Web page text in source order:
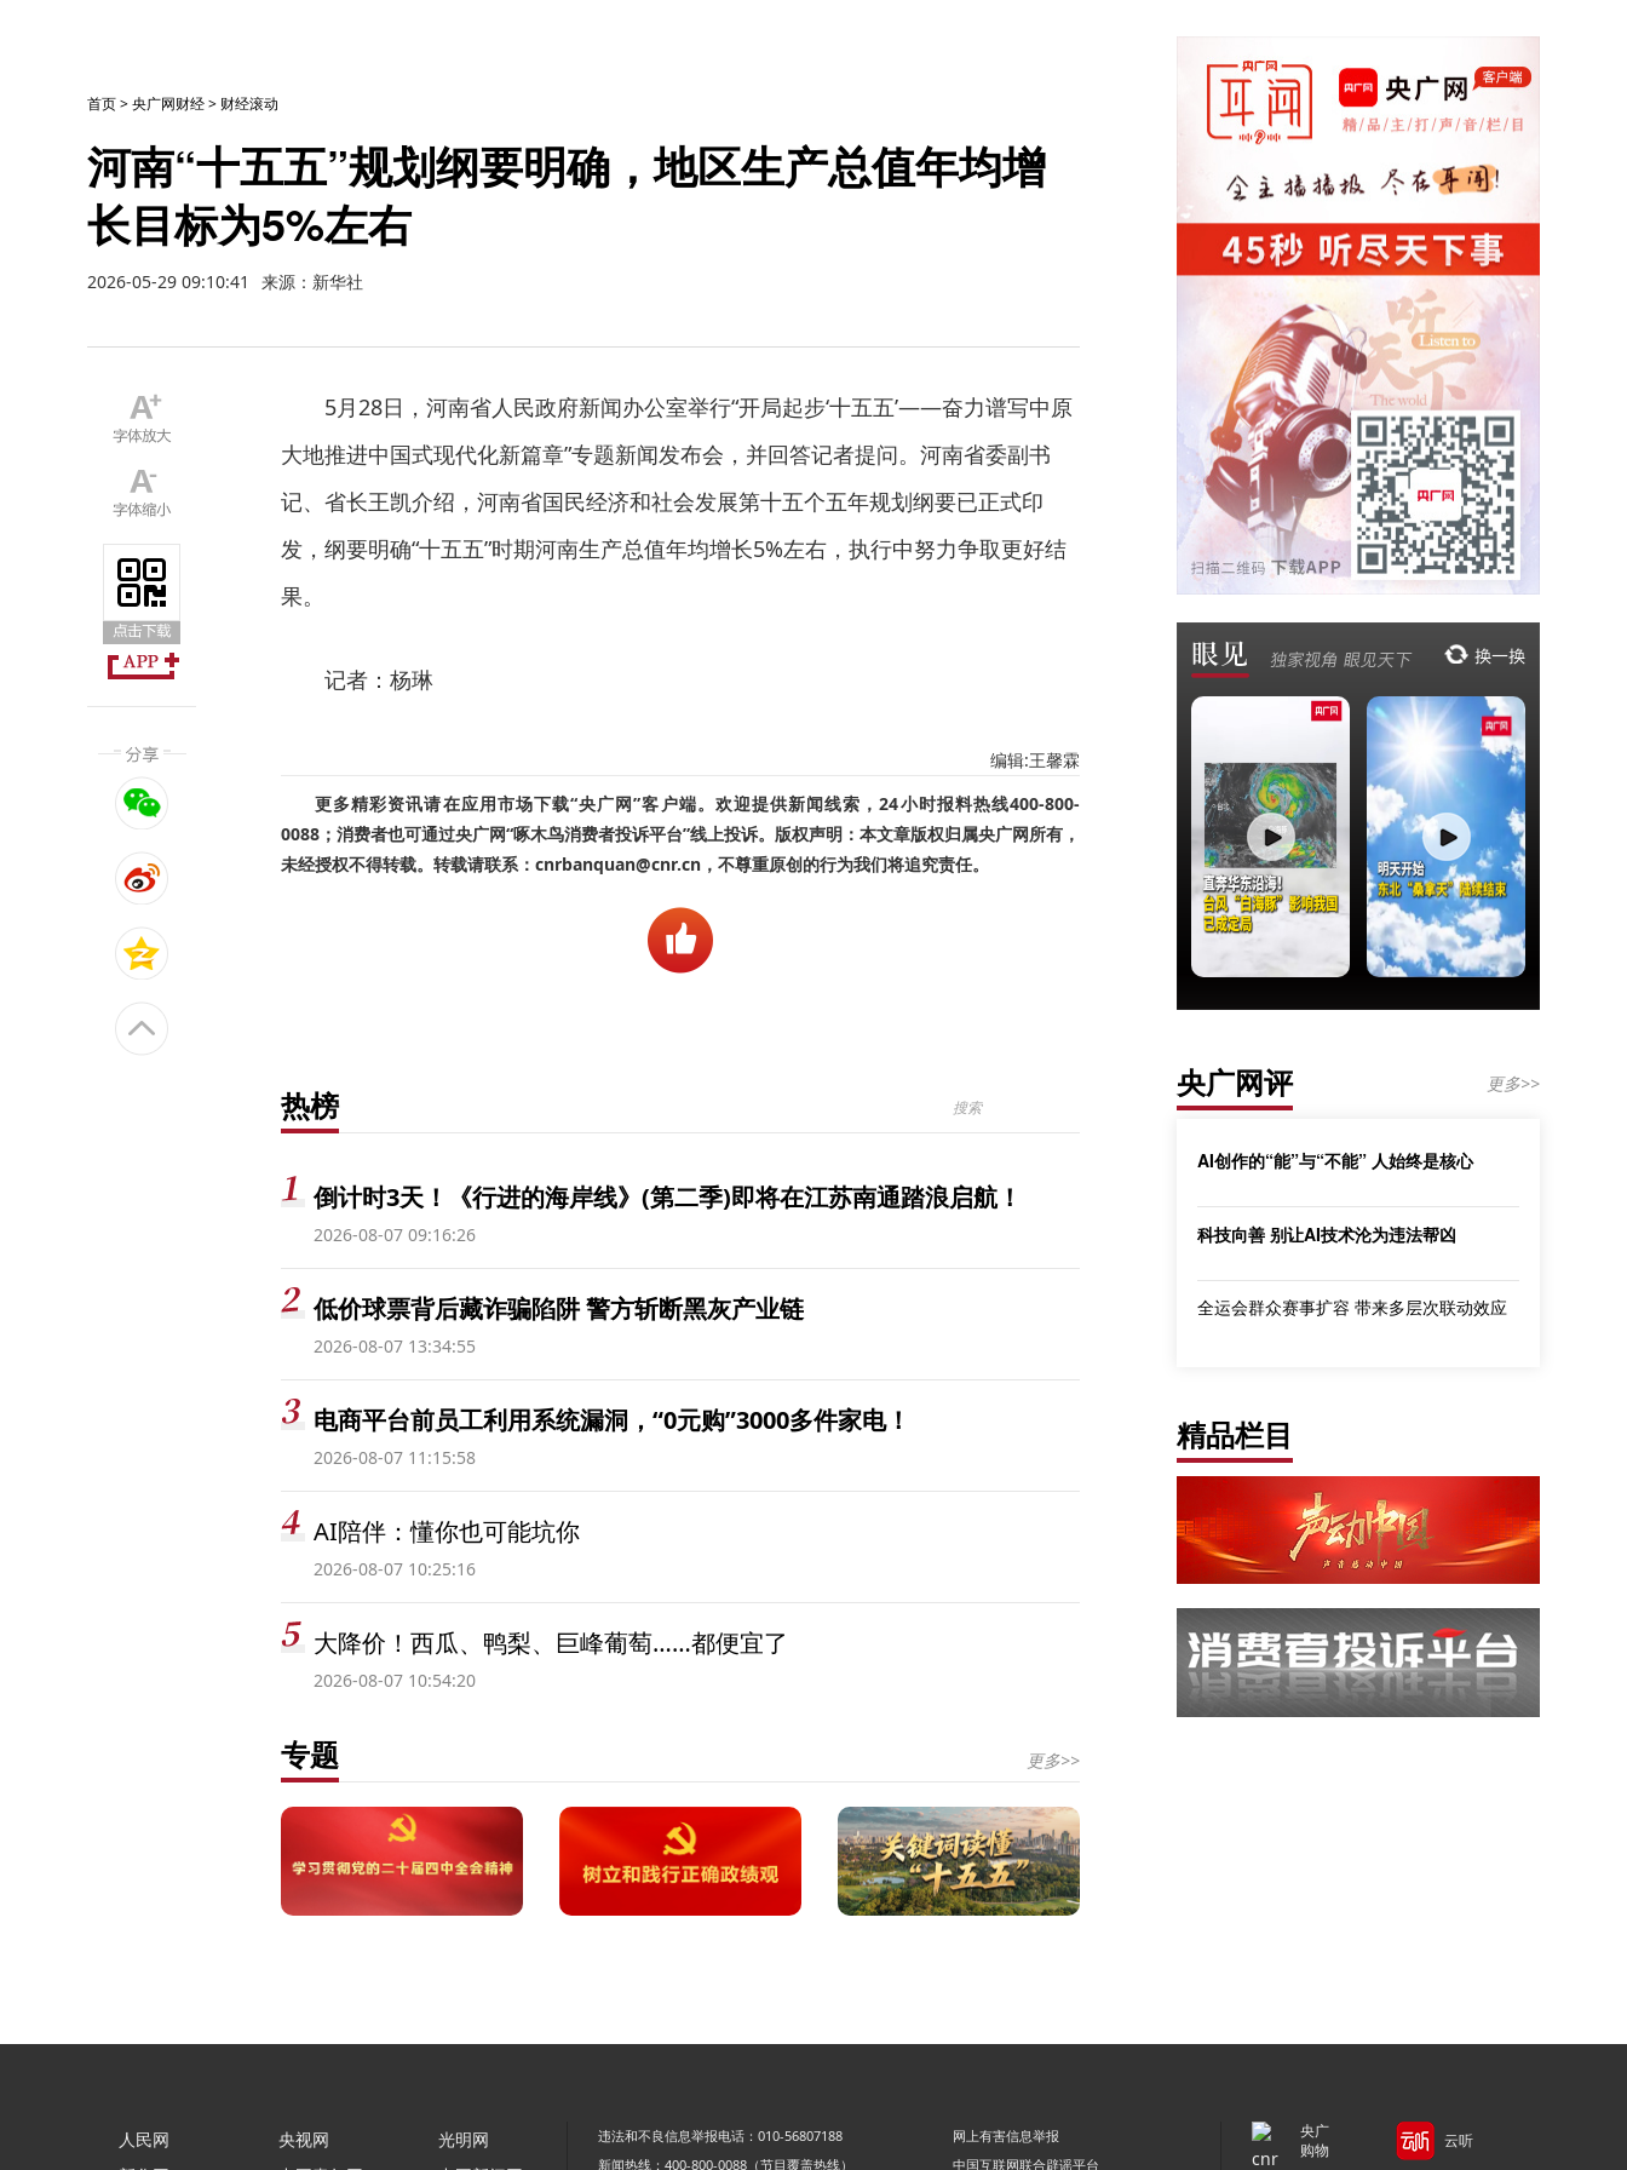
首页>央广网财经> 财经滚动
河南“十五五”规划纲要明确，地区生产总值年均增
长目标为5%左右
2026-05-29 09:10:41 来源：新华社
5月28日，河南省人民政府新闻办公室举行“开局起步‘十五五’——奋力谱写中原
大地推进中国式现代化新篇章”专题新闻发布会，并回答记者提问。河南省委副书
记、省长王凯介绍，河南省国民经济和社会发展第十五个五年规划纲要已正式印
发，纲要明确“十五五”时期河南生产总值年均增长5%左右，执行中努力争取更好结
果。
记者：杨琳
编辑:王馨霖
更多精彩资讯请在应用市场下载“央广网”客户端。欢迎提供新闻线索，24小时报料热线400-800-
0088；消费者也可通过央广网“啄木鸟消费者投诉平台”线上投诉。版权声明：本文章版权归属央广网所有，
未经授权不得转载。转载请联系：cnrbanquan@cnr.cn，不尊重原创的行为我们将追究责任。
热榜
倒计时3天！《行进的海岸线》(第二季)即将在江苏南通踏浪启航！
2026-08-07 09:16:26
低价球票背后藏诈骗陷阱 警方斩断黑灰产业链
2026-08-07 13:34:55
电商平台前员工利用系统漏洞，“0元购”3000多件家电！
2026-08-07 11:15:58
AI陪伴：懂你也可能坑你
2026-08-07 10:25:16
大降价！西瓜、鸭梨、巨峰葡萄……都便宜了
2026-08-07 10:54:20
专题 更多>>
央广网评 更多>>
AI创作的“能”与“不能” 人始终是核心
科技向善 别让AI技术沦为违法帮凶
全运会群众赛事扩容 带来多层次联动效应
精品栏目
人民网
央视网
光明网
违法和不良信息举报电话：010-56807188
网上有害信息举报
新闻热线：400-800-0088（节目覆盖热线）
中国互联网联合辟谣平台
央广
购物
云听